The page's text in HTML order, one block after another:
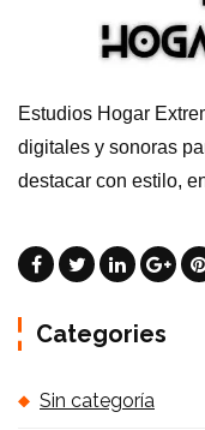
Estudios Hogar
digitales y sonoras
destacar con estilo,
Categories
Sin categoría